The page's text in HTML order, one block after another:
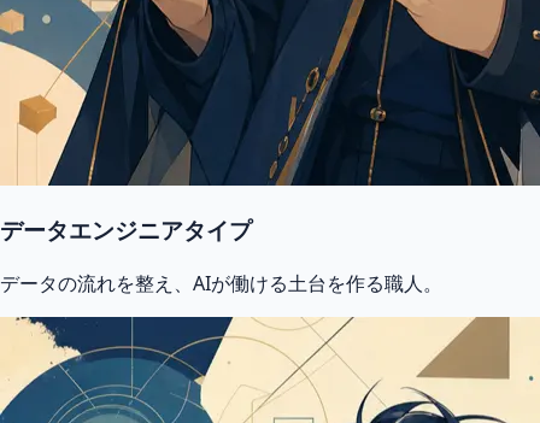
データエンジニアタイプ
データの流れを整え、AIが働ける土台を作る職人。